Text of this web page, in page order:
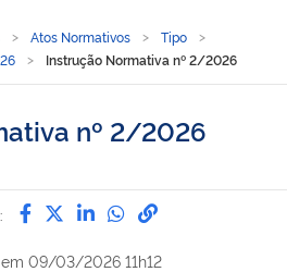
Atos Normativos
Tipo
Instrução Normativa nº 2/2026
nº 2/2026
Compartilhe por Facebook
Compartilhe por Twitter
Compartilhe por
Compartilhe
link para
09/03/2026 11h12